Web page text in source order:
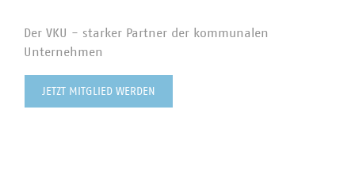
Der VKU - starker Partner der kommunalen
Unternehmen
JETZT MITGLIED WERDEN